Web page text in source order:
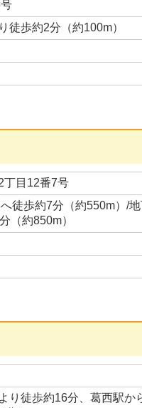
徒歩約2分（約100m）
丁目12番7号
徒歩約7分（約550m）/
（約850m）
り徒歩約16分、葛西駅か